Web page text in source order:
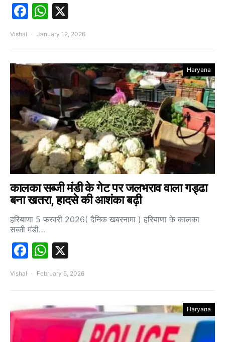
Facebook
WhatsApp
Vishal January 12, 2026
Haryana
कालका सब्जी मंडी के गेट पर जलभराव वाला गड्ढा
बना खतरा, हादसे की आशंका बढ़ी
हरियाणा 5 फरवरी 2026( दैनिक खबरनामा ) हरियाणा के कालका
सब्जी मंडी…
Facebook
WhatsApp
Vishal February 5, 2026
Haryana